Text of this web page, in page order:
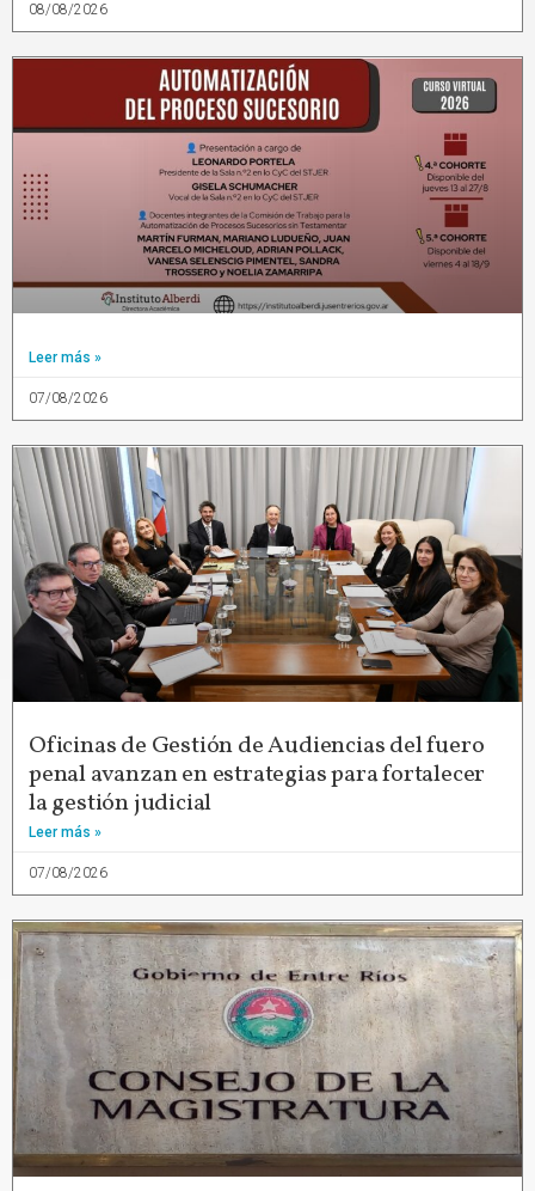
08/08/2026
Leer más »
07/08/2026
Oficinas de Gestión de Audiencias del fuero
penal avanzan en estrategias para fortalecer
la gestión judicial
Leer más »
07/08/2026